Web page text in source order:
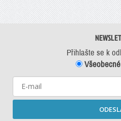
Přihlašte se k
Všeobecné